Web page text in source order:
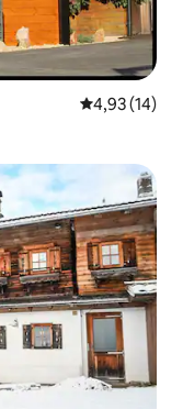
Évaluation
4,93 (14)